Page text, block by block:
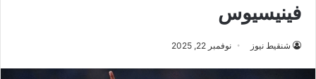
فينيسيوس
شنقيط نيوز نوفمبر 22, 2025